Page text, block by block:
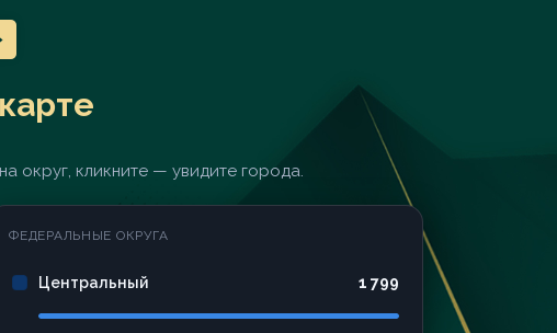
округ, кликните — увидите города.
ФЕДЕРАЛЬНЫЕ ОКРУГА
Центральный 1 799